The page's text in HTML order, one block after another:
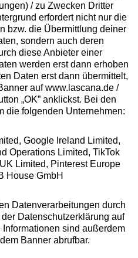
/ zu Zwecken Dritter
erfordert nicht nur die
bzw. die Übermittlung deiner
sondern auch deren
diese Anbieter einer
werden erst dann erhoben
Daten erst dann übermittelt,
auf www.lascana.de /
„OK” anklickst. Bei den
die folgenden Unternehmen:
Google Ireland Limited,
Operations Limited, TikTok
Limited, Pinterest Europe
House GmbH
Datenverarbeitungen durch
Datenschutzerklärung auf
sind außerdem
Banner abrufbar.